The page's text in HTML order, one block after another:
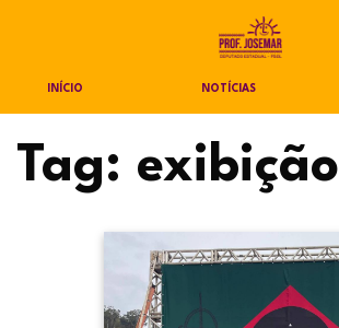
INÍCIO NOTÍCIAS
Tag: exibição